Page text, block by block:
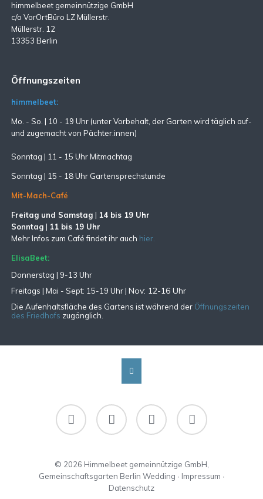
himmelbeet gemeinnützige GmbH
c/o VorOrtBüro LZ Müllerstr.
Müllerstr. 12
13353 Berlin
Öffnungszeiten
himmelbeet:
Mo. - So. | 10 - 19 Uhr (unter Vorbehalt, der Garten wird täglich auf-
und zugemachtvon Pächter:innen)
Sonntag | 11 - 15 Uhr Mitmachtag
Sonntag | 15 - 18 Uhr Gartensprechstunde
Mit-Mach-Café
Freitag und Samstag | 14 bis 19 Uhr
Sonntag | 11 bis 19 Uhr
Mehr Infos zum Café findet ihr auch hier.
ElisaBeet:
Donnerstag | 9-13 Uhr
Freitags | Mai - Sept: 15-19 Uhr | Nov: 12-16 Uhr
Die Aufenhaltsfläche des Gartens ist während derÖffnungszeiten
des Friedhofs zugänglich.
© 2026 Himmelbeet gemeinnützige GmbH,
Gemeinschaftsgarten Berlin Wedding ∙ Impressum ∙
Datenschutz